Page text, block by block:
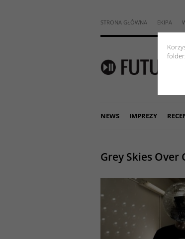
STRONA GŁÓWNA EKIPA
NEWS IMPREZY
Grey Skies Over